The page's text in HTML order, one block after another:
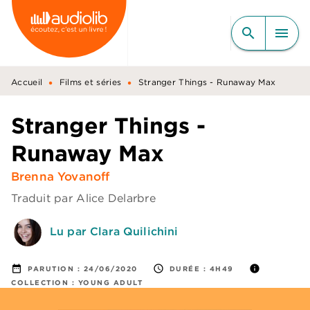
MENU RECHERCHE
CONTENU
PIED DE PAGE
search menu
Accueil • Films et séries • Stranger Things - Runaway Max
Stranger Things -
Runaway Max
Brenna Yovanoff
Traduit parAlice Delarbre
Lu par Clara Quilichini
date_range PARUTION : 24/06/2020 access_time DURÉE : 4H49 info
COLLECTION : YOUNG ADULT